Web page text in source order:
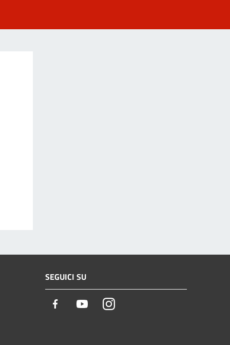
SEGUICI SU
Facebook YoutubeInstagram